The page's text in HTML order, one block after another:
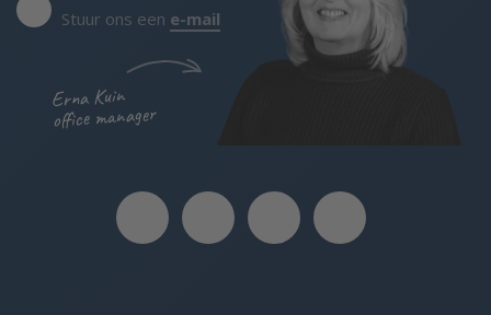
Erna Kuin
office manager
Stuur ons een e-mail